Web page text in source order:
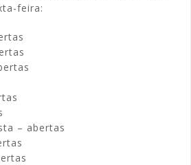
feira:
– abertas